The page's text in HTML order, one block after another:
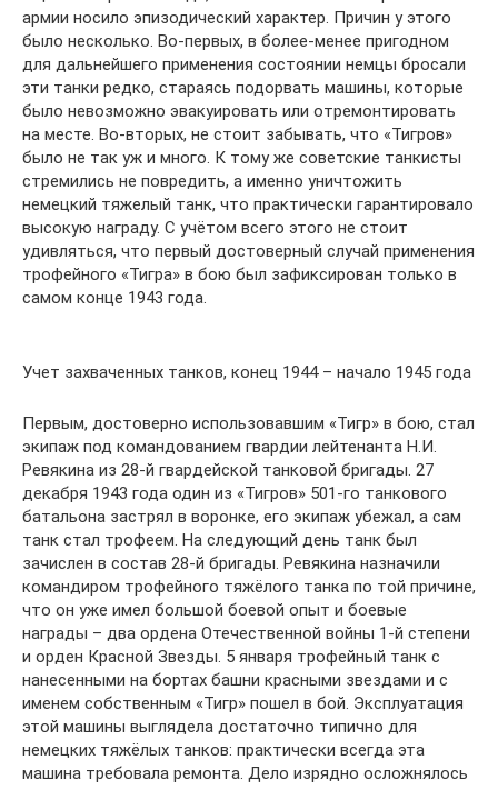
армии носило эпизодический характер. Причин у этого
было несколько. Во-первых, в более-менее пригодном
для дальнейшего применения состоянии немцы бросали
эти танки редко, стараясь подорвать машины, которые
было невозможно эвакуировать или отремонтировать
на месте. Во-вторых, не стоит забывать, что «Тигров»
было не так уж и много. К тому же советские танкисты
стремились не повредить, а именно уничтожить
немецкий тяжелый танк, что практически гарантировало
высокую награду. С учётом всего этого не стоит
удивляться, что первый достоверный случай применения
трофейного «Тигра» в бою был зафиксирован только в
самом конце 1943 года.
Учет захваченных танков, конец 1944 – начало 1945 года
Первым, достоверно использовавшим «Тигр» в бою, стал
экипаж под командованием гвардии лейтенанта Н.И.
Ревякина из 28-й гвардейской танковой бригады. 27
декабря 1943 года один из «Тигров» 501-го танкового
батальона застрял в воронке, его экипаж убежал, а сам
танк стал трофеем. На следующий день танк был
зачислен в состав 28-й бригады. Ревякина назначили
командиром трофейного тяжёлого танка по той причине,
что он уже имел большой боевой опыт и боевые
награды – два ордена Отечественной войны 1-й степени
и орден Красной Звезды. 5 января трофейный танк с
нанесенными на бортах башни красными звездами и с
именем собственным «Тигр» пошел в бой. Эксплуатация
этой машины выглядела достаточно типично для
немецких тяжёлых танков: практически всегда эта
машина требовала ремонта. Дело изрядно осложнялось